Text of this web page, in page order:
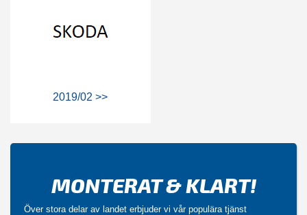
2019/02 >>
MONTERAT & KLART!
Över stora delar av landet erbjuder vi vår populära tjänst